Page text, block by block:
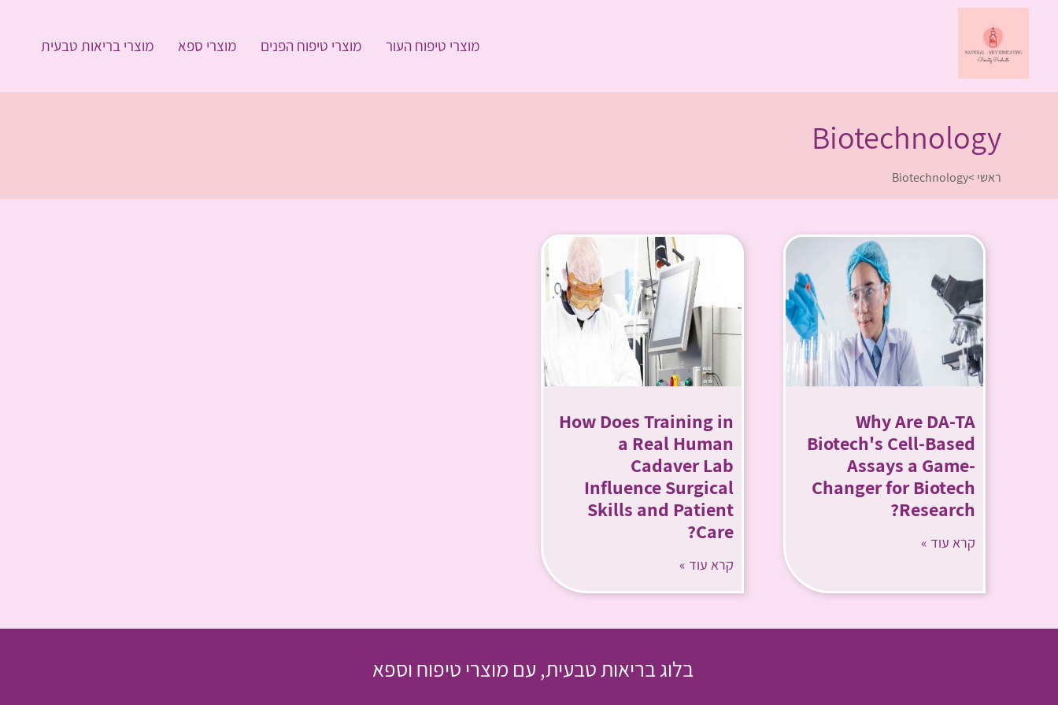
מוצרי טיפוח העור מוצרי טיפוח הפנים מוצרי ספא מוצרי בריאות טבעית
Biotechnology
ראשי>
Biotechnology
Why Are DA-TA
Biotech's Cell-Based
Assays a Game-
Changer for Biotech
Research?
קרא עוד »
How Does Training in
a Real Human
Cadaver Lab
Influence Surgical
Skills and Patient
Care?
קרא עוד »
בלוג בריאות טבעית, עם מוצרי טיפוח וספא